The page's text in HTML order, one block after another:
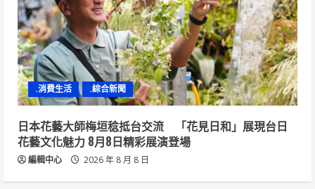
.消費生活 .綜合新聞
日本花藝大師梅垣稔抵台交流 「花見日和」展現台日
花藝文化魅力 8月8日精彩展演登場
編輯中心 2026 年 8 月 8 日